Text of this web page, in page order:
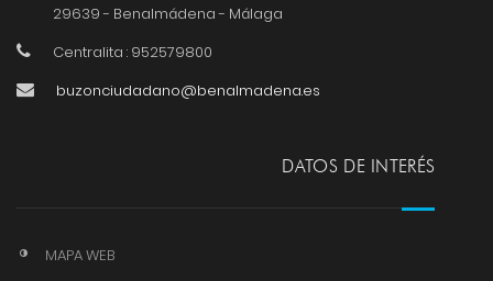
29639 - Benalmádena - Málaga
Centralita : 952579800
buzonciudadano@benalmadena.es
DATOS DE INTERÉS
MAPA WEB